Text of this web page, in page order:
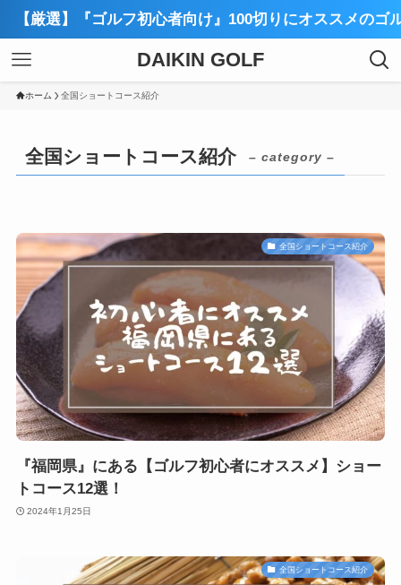
『ゴルフ初心者向け』100切りにオススメのゴルフスク
DAIKIN GOLF
ホーム 全国ショートコース紹介
全国ショートコース紹介 – category –
全国ショートコース紹介
『福岡県』にある【ゴルフ初心者にオススメ】ショー
トコース12選！
2024年1月25日
全国ショートコース紹介